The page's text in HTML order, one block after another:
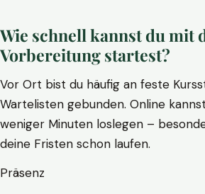
Wie schnell kannst du mit
Vorbereitung startest?
Vor Ort bist du häufig an feste
Wartelisten gebunden. Online
weniger Minuten loslegen –
deine Fristen schon laufen.
Präsenz